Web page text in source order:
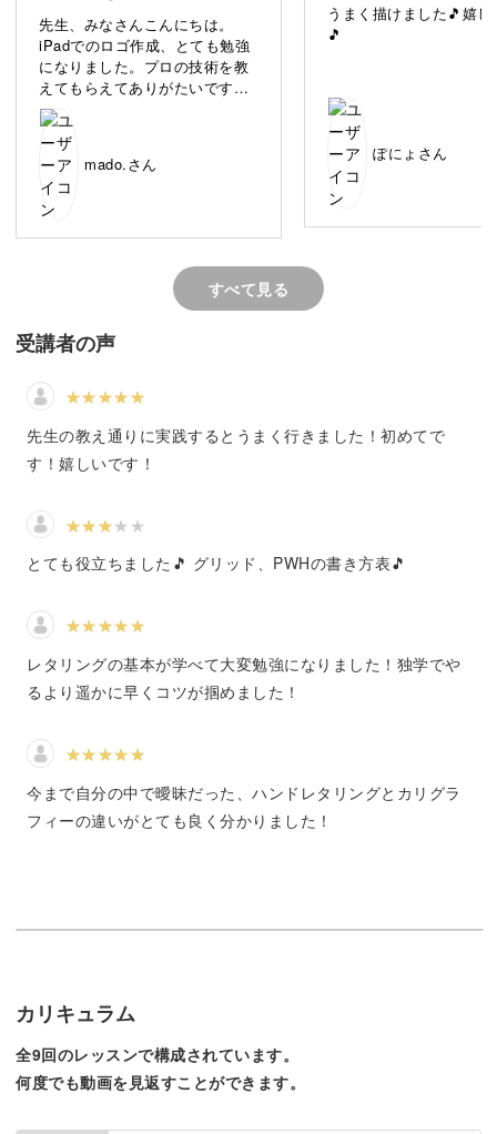
そう聞くといまいちピンと来ないかもしれませんが、様々
なシーンで活用されているので一度は目にしたことがある
はずです。
例えば、オシャレなカフェで目にする黒板アートと言えば
分かりやすいでしょうか？
ェルカムボード・看板デザインなど、実に幅広い楽しみ方
今回の講座では、そんなハンドレタリングの技術を、一か
ら丁寧にレクチャーしていきます。
ハンドレタリングの世界へ一歩足を踏み入れれば、その楽
しさにハマるはず。
ぜひ、一緒に新しい世界へ飛び込んでみましょう♪
素敵なロゴが自分で作れちゃう！
イラストレーターなどのソフトは今回使用しません。
ハンドレタリングができれば、手描きでサラッと素敵なデ
ザインを生み出すことも自由自在！
だから、ご自身のブランド・お店のロゴを、ハンドレタリ
乗せて表現してみましょう。
先生、みなさんこんにちは。
iPadでのロゴ作成、とても勉強
になりました。プロの技術を教
えてもらえてありがたいです。
ひとつわからなかったのです
が、家のイラストだけをブラシ
サイズを2ptにしたかったのです
が、
それにつられてサブの文字も2pt
になってしまいました。
レイヤーを変えても、ロックを
なぜなのでしょうか？
mado.さん
うまく描けました🎵嬉し
🎵
ぽにょさん
すべて見る
受講者の声
先生の教え通りに実践するとうまく行きました！初めてで
す！嬉しいです！
とても役立ちました🎵 グリッド、PWHの書き方表🎵
レタリングの基本が学べて大変勉強になりました！独学でや
るより遥かに早くコツが掴めました！
今まで自分の中で曖昧だった、ハンドレタリングとカリグラ
フィーの違いがとても良く分かりました！
カリキュラム
全9回のレッスンで構成されています。
何度でも動画を見返すことができます。